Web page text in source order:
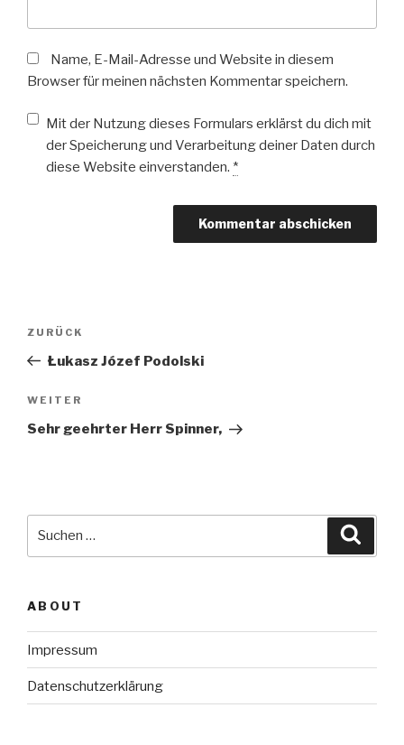
Name, E-Mail-Adresse und Website in diesem
Browser für meinen nächsten Kommentar speichern.
Mit der Nutzung dieses Formulars erklärst du dich mit
der Speicherung und Verarbeitung deiner Daten durch
diese Website einverstanden. *
Beitragsnavigation
Vorheriger
Beitrag
ZURÜCK
Łukasz Józef Podolski
Nächster
Beitrag
WEITER
Sehr geehrter Herr Spinner,
ABOUT
Impressum
Datenschutzerklärung